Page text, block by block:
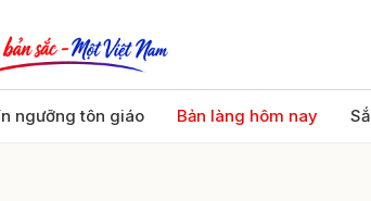
ngưỡng tôn giáo Bản làng hôm nay
Gửi bình luận